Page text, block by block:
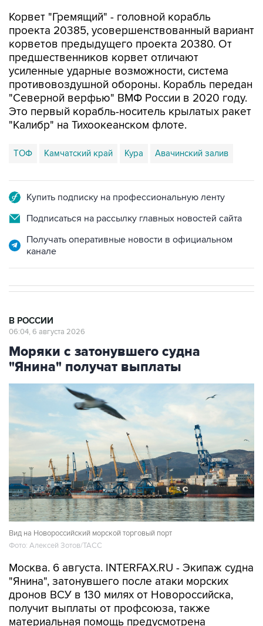
корветов предыдущего проекта 20380. От
предшественников корвет отличают
усиленные ударные возможности, система
противовоздушной обороны. Корабль передан
"Северной верфью" ВМФ России в 2020 году.
Это первый корабль-носитель крылатых ракет
"Калибр" на Тихоокеанском флоте.
ТОФ Камчатский край Кура Авачинский залив
Подписаться на рассылку главных новостей сайта
Получать оперативные новости в официальном
канале
Моряки с затонувшего судна
"Янина" получат выплаты
Вид на Новороссийский морской торговый порт
Фото: Алексей Зотов/ТАСС
Москва. 6 августа. INTERFAX.RU - Экипаж судна
дронов ВСУ в 130 милях от Новороссийска,
получит выплаты от профсоюза, также
материальная помощь предусмотрена
коллективным договором между